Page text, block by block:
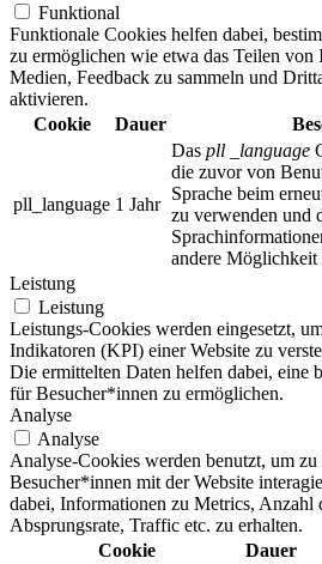
Funktional
Funktionale Cookies helfen dabei,
zu ermöglichen wie etwa das Teilen von
Medien, Feedback zu sammeln und
aktivieren.
Cookie
Dauer
pll_language 1 Jahr
Das pll _language
die zuvor von
Sprache beim
zu verwenden und
andere Möglichkeit
Leistung
Leistung
Leistungs-Cookies werden eingesetzt,
Indikatoren (KPI) einer Website zu
Die ermittelten Daten helfen dabei, eine
für Besucher*innen zu ermöglichen.
Analyse
Analyse
Analyse-Cookies werden benutzt, um zu
Besucher*innen mit der Website
dabei, Informationen zu Metrics, Anzahl
Absprungsrate, Traffic etc. zu erhalten.
Cookie
Dauer